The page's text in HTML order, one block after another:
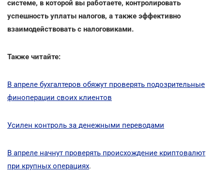
системе, в которой вы работаете, контролировать
успешность уплаты налогов, а также эффективно
взаимодействовать с налоговиками.
Также читайте:
В апреле бухгалтеров обяжут проверять подозрительные
финоперации своих клиентов
Усилен контроль за денежными переводами
В апреле начнут проверять происхождение криптовалют
при крупных операциях.